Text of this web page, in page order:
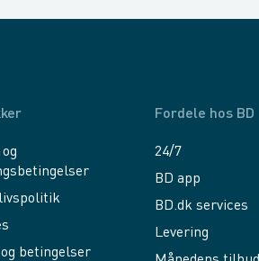
betingelser
Fordele hos BD
24/7
BD app
BD.dk services
Levering